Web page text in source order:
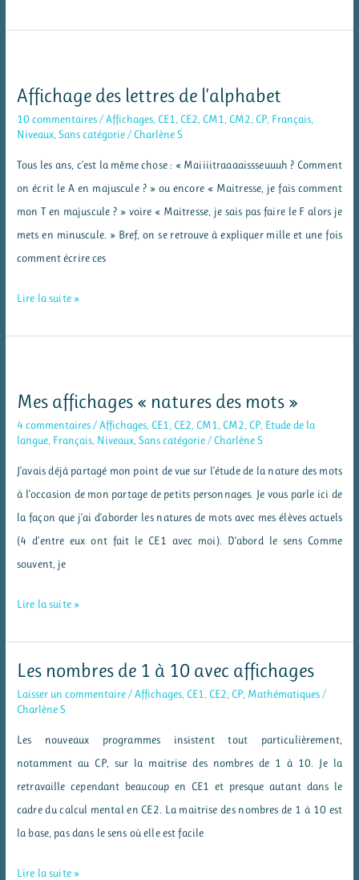
Affichage des lettres de l’alphabet
10 commentaires /Affichages CE1 CE2 CM1 CM2 CP Français
Niveaux ,Sans catégorie / Charlène S
Tous les ans, c’est la même chose : « Maiiiitraaaaissseuuuh ? Comment
on écrit le A en majuscule ? » ou encore « Maitresse, je fais comment
mon T en majuscule ? » voire « Maitresse, je sais pas faire le F alors je
mets en minuscule. » Bref, on se retrouve à expliquer mille et une fois
comment écrire ces
Affichage
Lire la suite »
Mes affichages « natures des mots »
4 commentaires /Affichages CE1 CE2 CM1 CM2 CP Etude de la
langue Français Niveaux ,Sans catégorie / Charlène S
J’avais déjà partagé mon point de vue sur l’étude de la nature des mots
à l’occasion de mon partage de petits personnages. Je vous parle ici de
la façon que j’ai d’aborder les natures de mots avec mes élèves actuels
(4 d’entre eux ont fait le CE1 avec moi). D’abord le sens Comme
souvent, je
Mes
des
mots »
Lire la suite »
Les nombres de 1 à 10 avec affichages
Laisser un commentaire /Affichages CE1 CE2 CP Mathématiques /
Charlène S
Les nouveaux programmes insistent tout particulièrement,
notamment au CP, sur la maitrise des nombres de 1 à 10. Je la
retravaille cependant beaucoup en CE1 et presque autant dans le
cadre du calcul mental en CE2. La maitrise des nombres de 1 à 10 est
la base, pas dans le sens où elle est facile
Les
Lire la suite »